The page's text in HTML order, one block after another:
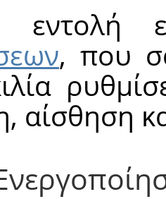
, που
αίσθηση